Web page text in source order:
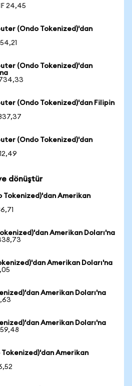
24,45
(Ondo Tokenized)'dan
(Ondo Tokenized)'dan
(Ondo Tokenized)'dan Filipin
(Ondo Tokenized)'dan
dönüştür
Tokenized)'dan Amerikan
Amerikan Doları'na
Amerikan Doları'na
Amerikan Doları'na
Amerikan Doları'na
Tokenized)'dan Amerikan